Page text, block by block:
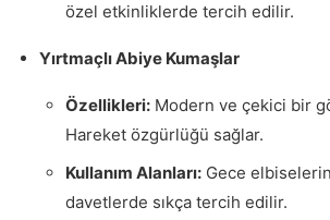
özel etkinliklerde tercih edilir.
Yırtmaçlı Abiye Kumaşlar
Özellikleri: Modern ve çekici bir
Hareket özgürlüğü sağlar.
Kullanım Alanları: Gece
davetlerde sıkça tercih edilir.